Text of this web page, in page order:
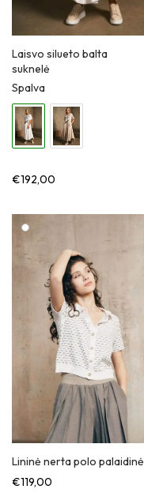
Laisvo silueto balta
suknelė
Spalva
€192,00
Lininė nerta polo palaidinė
€119,00